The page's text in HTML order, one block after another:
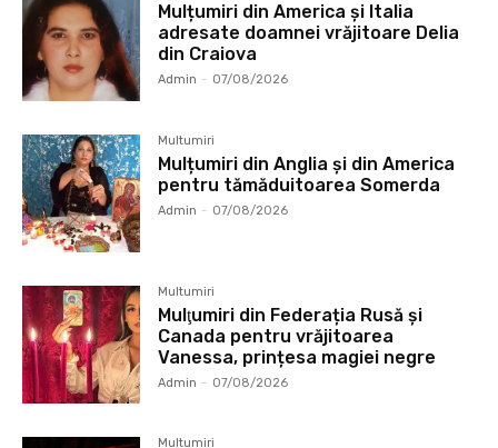
Mulțumiri din America și Italia
adresate doamnei vrăjitoare Delia
din Craiova
Admin - 07/08/2026
Multumiri
Mulțumiri din Anglia și din America
pentru tămăduitoarea Somerda
Admin - 07/08/2026
Multumiri
Mulţumiri din Federația Rusă și
Canada pentru vrăjitoarea
Vanessa, prințesa magiei negre
Admin - 07/08/2026
Multumiri